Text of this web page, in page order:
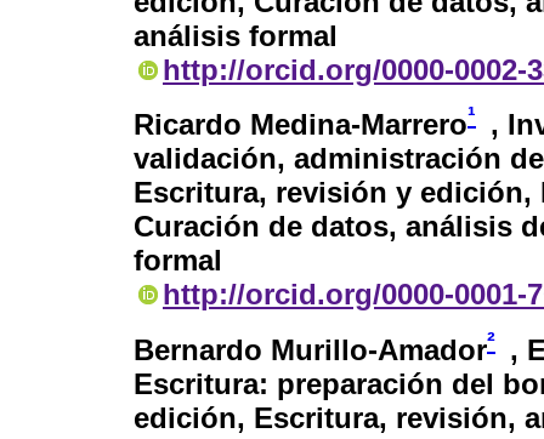
análisis formal
http://orcid.org/0000-0002-
Ricardo Medina-Marrero¹
,
validación, administración
Escritura, revisión y
Curación de datos, análisis
formal
http://orcid.org/0000-0001-
Bernardo Murillo-Amador² ,
Escritura: preparación del
edición, Escritura, revisión,